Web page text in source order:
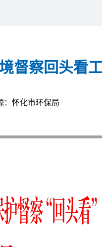
督察回头看
：怀化市环保局